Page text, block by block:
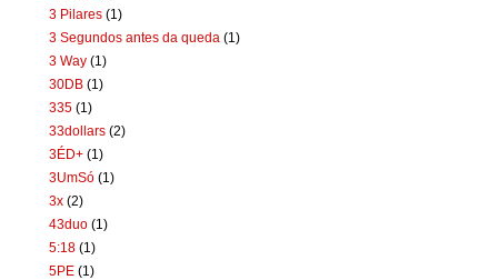
3 Pilares (1)
3 Segundos antes da queda (1)
3 Way (1)
30DB (1)
335 (1)
33dollars (2)
3ÉD+ (1)
3UmSó (1)
3x (2)
43duo (1)
5:18 (1)
5PE (1)